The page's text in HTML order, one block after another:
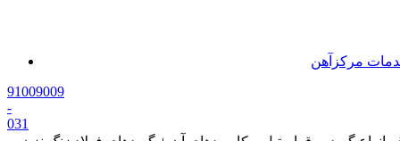
مرکزآهن
91009009
-
031